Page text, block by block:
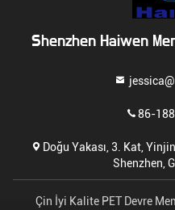
Shenzhen Haiwen
86-
Doğu Yakası, 3. Kat,
Shenzhen,
Çin İyi Kalite PET Devre